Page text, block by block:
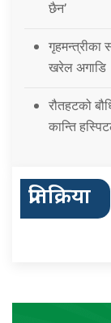
छैन’
गृहमन्त्रीका
खरेल अगाडि
रौतहटको
कान्ति
प्रतिक्रिया